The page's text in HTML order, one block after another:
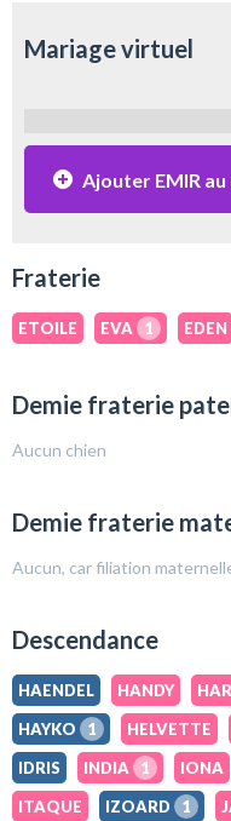
Mariage virtuel
Ajouter EMIR
Fraterie
ETOILE EVA 1 EDEN
Demie fraterie
Aucun chien
Demie fraterie
Aucun, car filiation
Descendance
HAENDEL HANDY
HAYKO
1 HELVETTE
IDRIS
INDIA 1 IONA
ITAQUE
IZOARD 1